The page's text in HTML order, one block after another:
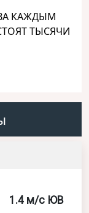
КАЖДЫМ
ТЫСЯЧИ
1.4 м/с ЮВ